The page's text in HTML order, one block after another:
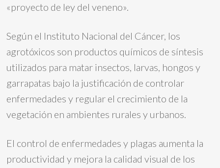
«proyecto de ley del veneno».
Según el Instituto Nacional del Cáncer, los
agrotóxicos son productos químicos de síntesis
utilizados para matar insectos, larvas, hongos y
garrapatas bajo la justificación de controlar
enfermedades y regular el crecimiento de la
vegetación en ambientes rurales y urbanos.
El control de enfermedades y plagas aumenta la
productividad y mejora la calidad visual de los